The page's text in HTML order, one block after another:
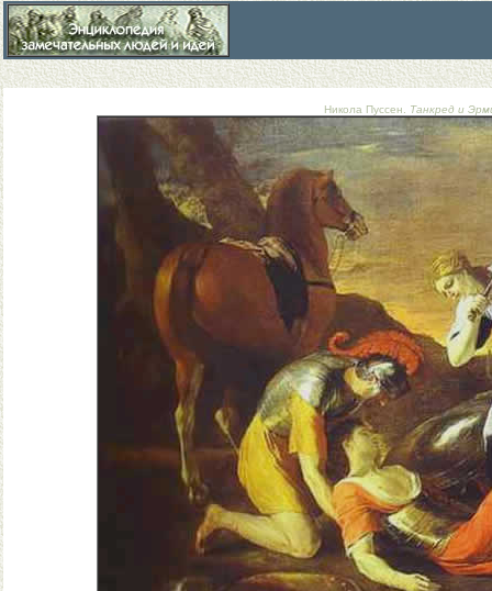
Никола Пуссен. Танкред и